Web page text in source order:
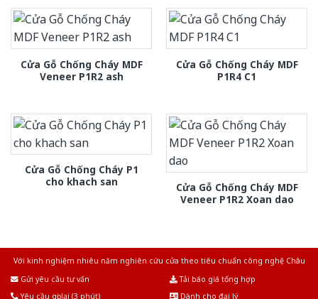
Cửa Gỗ Chống Cháy MDF
Veneer P1R2 ash
Cửa Gỗ Chống Cháy MDF
P1R4 C1
Cửa Gỗ Chống Cháy P1
cho khach san
Cửa Gỗ Chống Cháy MDF
Veneer P1R2 Xoan dao
Với kinh nghiệm nhiêu năm nghiên cứu cửa theo tiêu chuẩn công nghệ Châu
Gửi yêu cầu tư vấn
Tải báo giá tổng hợp
Yêu cầu gọi lại (3 phút)
Dành cho đại lý